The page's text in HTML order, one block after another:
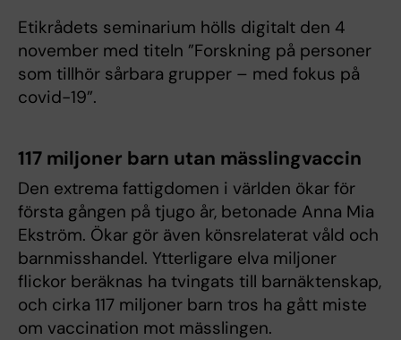
Etikrådets seminarium hölls digitalt den 4
november med titeln ”Forskning på personer
som tillhör sårbara grupper – med fokus på
covid-19”.
117 miljoner barn utan mässlingvaccin
Den extrema fattigdomen i världen ökar för
första gången på tjugo år, betonade Anna Mia
Ekström. Ökar gör även könsrelaterat våld och
barnmisshandel. Ytterligare elva miljoner
flickor beräknas ha tvingats till barnäktenskap,
och cirka 117 miljoner barn tros ha gått miste
om vaccination mot mässlingen.